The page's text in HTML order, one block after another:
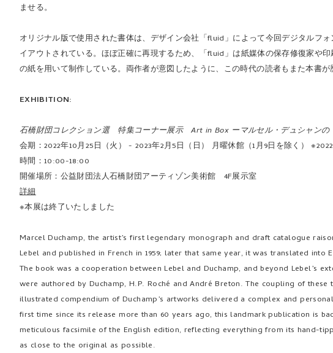
ませる。
オリジナル版で使用された書体は、デザイン会社「fluid」によって今回デジタルフ
イアウトされている。ほぼ正確に再現するため、「fluid」は紙媒体の保存修復家や
の紙を用いて制作している。両作者が意図したように、この時代の読者もまた本書が
EXHIBITION:
石橋財団コレクション選 特集コーナー展示 Art in Box ーマルセル・デュシャンの
会期：2022年10月25日（火） - 2023年2月5日（日） 月曜休館（1月9日を除く）
時間：10:00-18:00
開催場所：公益財団法人石橋財団アーティゾン美術館 4F展示室
詳細
※本展は終了いたしました
Marcel Duchamp, the artist’s first legendary monograph and draft catalogue
Lebel and published in French in 1959; later that same year, it was translated
The book was a cooperation between Lebel and Duchamp, and beyond Lebel’s
were authored by Duchamp, H.P. Roché and André Breton. The coupling of
illustrated compendium of Duchamp’s artworks delivered a complex and
first time since its release more than 60 years ago, this landmark publication is
meticulous facsimile of the English edition, reflecting everything from its hand-
as close to the original as possible.